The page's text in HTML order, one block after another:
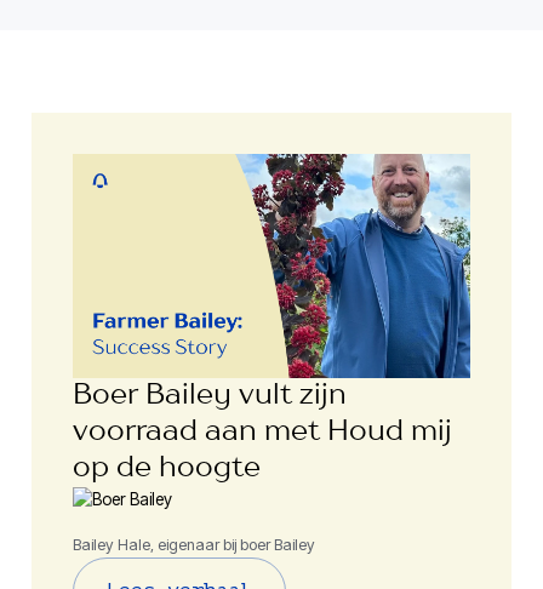
Boer Bailey vult zijn
voorraad aan met Houd mij
op de hoogte
Bailey Hale, eigenaar bij boer Bailey